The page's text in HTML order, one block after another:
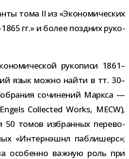
тома II из «Экономических
гг.» и более позд­них руко­
руко­писи 1861–
язык можно найти в тт. 30–
сочи­не­ний Маркса —
Collected Works, MECW),
50 томов избран­ных пере­во­
«Интернэшнл паб­ли­шерс»;
осо­бенно важ­ную роль при